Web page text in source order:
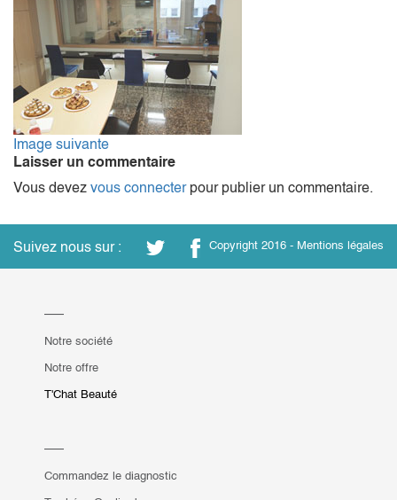
Image suivante
Laisser un commentaire
Vous devez vous connecterpour publier un commentaire.
Suivez nous sur : Copyright 2016 - Mentions légales
Notre société
Notre offre
T'Chat Beauté
Commandez le diagnostic